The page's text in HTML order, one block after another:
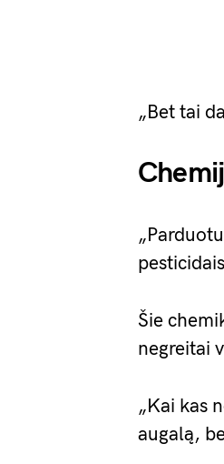
„Bet tai
Šie
negreitai
„Kai kas
augalą,